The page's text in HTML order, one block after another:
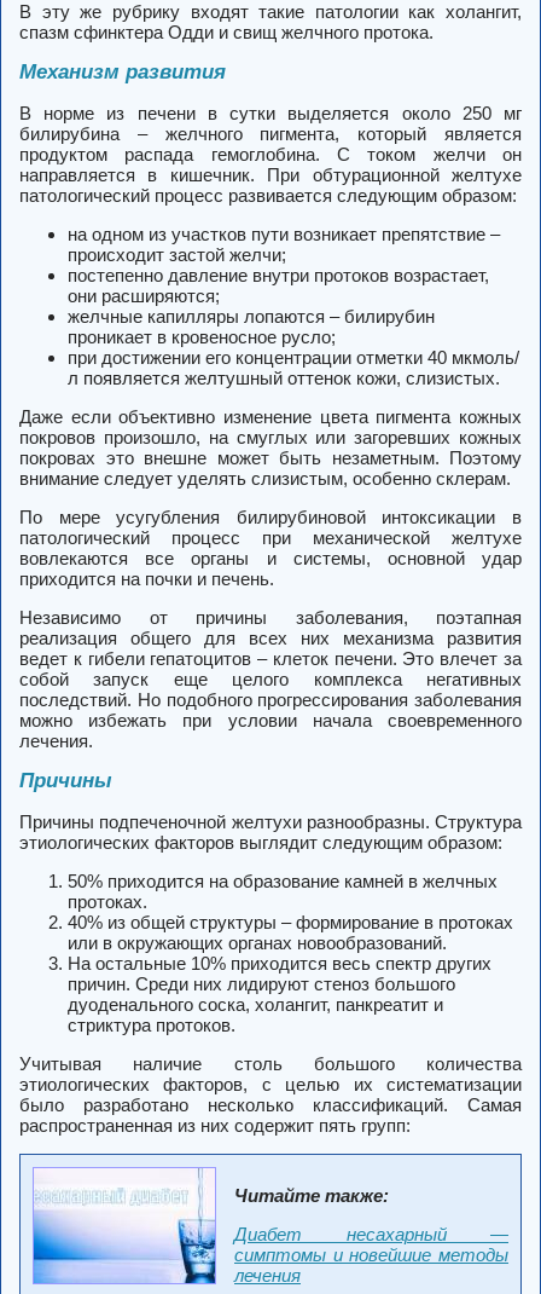
В эту же рубрику входят такие патологии как холангит,
спазм сфинктера Одди и свищ желчного протока.
Механизм развития
В норме из печени в сутки выделяется около 250 мг
билирубина – желчного пигмента, который является
продуктом распада гемоглобина. С током желчи он
направляется в кишечник. При обтурационной желтухе
патологический процесс развивается следующим образом:
на одном из участков пути возникает препятствие –
происходит застой желчи;
постепенно давление внутри протоков возрастает,
они расширяются;
желчные капилляры лопаются – билирубин
проникает в кровеносное русло;
при достижении его концентрации отметки 40 мкмоль/
л появляется желтушный оттенок кожи, слизистых.
Даже если объективно изменение цвета пигмента кожных
покровов произошло, на смуглых или загоревших кожных
покровах это внешне может быть незаметным. Поэтому
внимание следует уделять слизистым, особенно склерам.
По мере усугубления билирубиновой интоксикации в
патологический процесс при механической желтухе
вовлекаются все органы и системы, основной удар
приходится на почки и печень.
Независимо от причины заболевания, поэтапная
реализация общего для всех них механизма развития
ведет к гибели гепатоцитов – клеток печени. Это влечет за
собой запуск еще целого комплекса негативных
последствий. Но подобного прогрессирования заболевания
можно избежать при условии начала своевременного
лечения.
Причины
Причины подпеченочной желтухи разнообразны. Структура
этиологических факторов выглядит следующим образом:
50% приходится на образование камней в желчных
протоках.
40% из общей структуры – формирование в протоках
или в окружающих органах новообразований.
На остальные 10% приходится весь спектр других
причин. Среди них лидируют стеноз большого
дуоденального соска, холангит, панкреатит и
стриктура протоков.
Учитывая наличие столь большого количества
этиологических факторов, с целью их систематизации
было разработано несколько классификаций. Самая
распространенная из них содержит пять групп:
Читайте также:
Диабет несахарный —
симптомы и новейшие методы
лечения